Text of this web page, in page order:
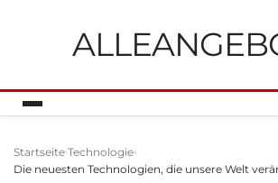
Startseite Technologie
Die neuesten Technologien, die unsere Welt